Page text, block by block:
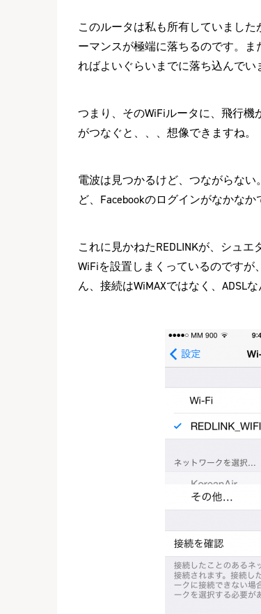
このルータは私も所有していまし
ーマンスが極端に落ちるのです。ま
ればよいぐらいまでに落ち込んでい
つまり、そのWiFiルータに、飛行機
がつなぐと、、、想像できますね。
電波は見つかるけど、つながらな
ど、Facebookのログインがなかなか
これに見かねたREDLINKが、シュ
WiFiを設置しまくっているのです
ん、接続はWiMAXではなく、ADSL